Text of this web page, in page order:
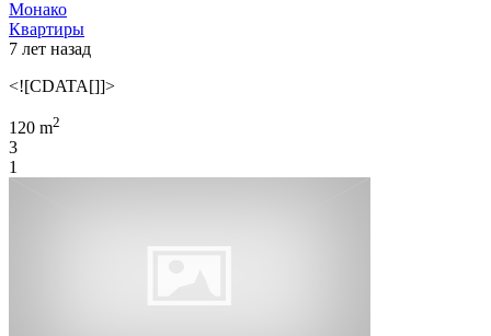
Монако
Квартиры
7 лет назад
<![CDATA[]]>
120 m2
3
1